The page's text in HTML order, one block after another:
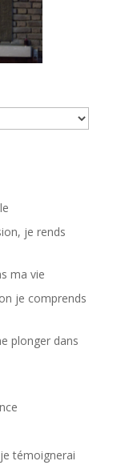
je rends
ma vie
je comprends
plonger dans
témoignerai